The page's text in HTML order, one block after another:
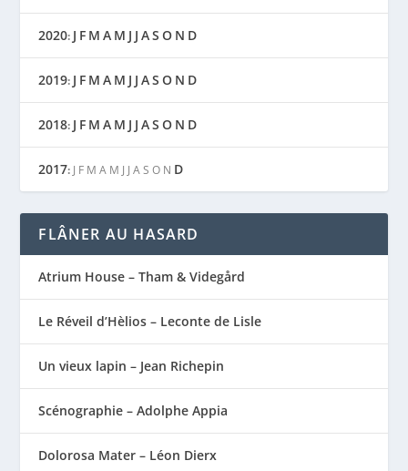
2020: J F M A M J J AS O N D
2019: J F M A M J J AS O N D
2018: J F M A M J J AS O N D
2017: J F M A M J J A S O N D
FLÂNER AU HASARD
Atrium House – Tham & Videgård
Le Réveil d’Hèlios – Leconte de Lisle
Un vieux lapin – Jean Richepin
Scénographie – Adolphe Appia
Dolorosa Mater – Léon Dierx